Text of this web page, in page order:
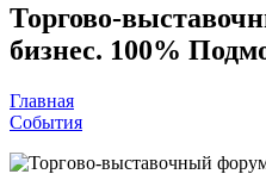
Торгово-
бизнес. 100%
Главная
События